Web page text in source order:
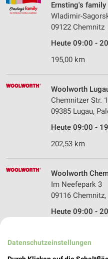
Ernsting's family
Wladimir-
09122 Chemnitz
Heute 09:00 -
195,00 km
Woolworth
Chemnitzer Str. 1
09385 Lugau,
Heute 09:00 -
202,53 km
Woolworth
Im Neefepark 3
09116
Heute 09:00 -
Datenschutzeinstellungen